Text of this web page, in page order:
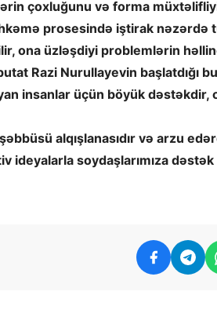
çoxluğunu və forma
prosesində iştirak nəzərdə
ona üzləşdiyi problemlərin
Razi Nurullayevin başlatdığı
insanlar üçün böyük
alqışlanasıdır və arzu
ideyalarla soydaşlarımıza